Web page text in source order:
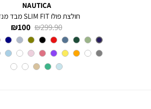
NAUTICA
חולצת פולו SLIM FIT מבד מנדף
מחיר
מוצר
100 ₪
מחיר
רגיל
299.90 ₪
צבע
BLUE
INDIGO